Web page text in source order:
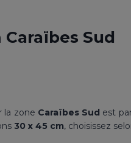
Sud
la zone Caraïbes Sud est
30 x 45 cm, choisissez